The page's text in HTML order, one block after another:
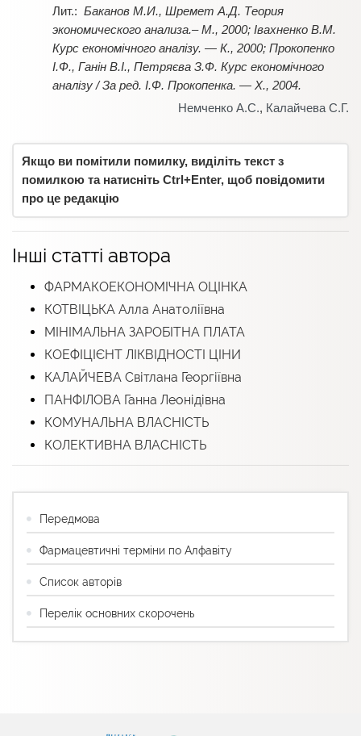
Баканов М.И., Шремет А.Д. Теория
экономического анализа.– М., 2000; Івахненко В.М.
Курс економічного аналізу. — К., 2000; Прокопенко
І.Ф., Ганін В.І., Петряєва З.Ф. Курс економічного
аналізу / За ред. І.Ф. Прокопенка. — Х., 2004.
Немченко А.С., Калайчева С.Г.
Якщо ви помітили помилку, виділіть текст з
помилкою та натисніть Ctrl+Enter, щоб повідомити
про це редакцію
Інші статті автора
ФАРМАКОЕКОНОМІЧНА ОЦІНКА
КОТВІЦЬКА Алла Анатоліївна
МІНІМАЛЬНА ЗАРОБІТНА ПЛАТА
КОЕФІЦІЄНТ ЛІКВІДНОСТІ ЦІНИ
КАЛАЙЧЕВА Світлана Георгіївна
ПАНФІЛОВА Ганна Леонідівна
КОМУНАЛЬНА ВЛАСНІСТЬ
КОЛЕКТИВНА ВЛАСНІСТЬ
Передмова
Фармацевтичні терміни по Алфавіту
Список авторів
Перелік основних скорочень